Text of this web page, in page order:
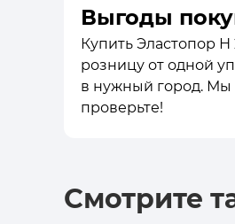
Выгоды
Купить Эластопор
розницу от одной
в нужный город. Мы
проверьте!
Смотрите